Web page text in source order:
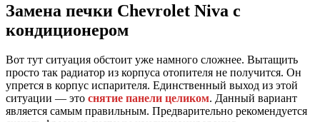
Замена печки Chevrolet Niva с
кондиционером
Вот тут ситуация обстоит уже намного сложнее. Вытащить
просто так радиатор из корпуса отопителя не получится. Он
упрется в корпус испарителя. Единственный выход из этой
ситуации — это снятие панели целиком. Данный вариант
является самым правильным. Предварительно рекомендуется